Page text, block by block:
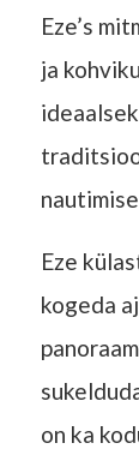
Eze’s
ja
Eze
kogeda
on ka